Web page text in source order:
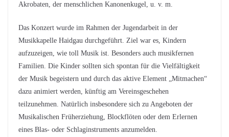
Akrobaten, der menschlichen Kanonenkugel, u. v. m.
Das Konzert wurde im Rahmen der Jugendarbeit in der
Musikkapelle Haidgau durchgeführt. Ziel war es, Kindern
aufzuzeigen, wie toll Musik ist. Besonders auch musikfernen
Familien. Die Kinder sollten sich spontan für die Vielfältigkeit
der Musik begeistern und durch das aktive Element „Mitmachen“
dazu animiert werden, künftig am Vereinsgeschehen
teilzunehmen. Natürlich insbesondere sich zu Angeboten der
Musikalischen Früherziehung, Blockflöten oder dem Erlernen
eines Blas- oder Schlaginstruments anzumelden.